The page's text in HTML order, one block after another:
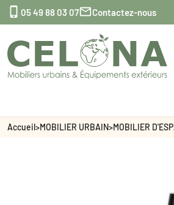
 05 49 88 03 07Contactez-nous
Accueil>MOBILIER URBAIN>MOBILIER